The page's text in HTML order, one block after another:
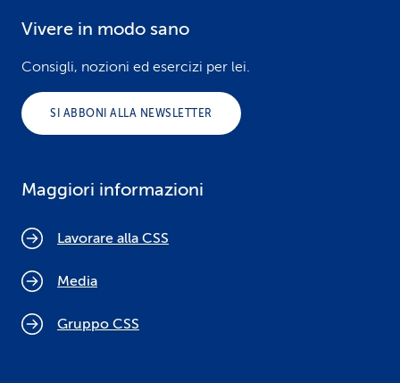
Vivere in modo sano
Consigli, nozioni ed esercizi per lei.
SI ABBONI ALLA NEWSLETTER
Maggiori informazioni
Lavorare alla CSS
Media
Gruppo CSS